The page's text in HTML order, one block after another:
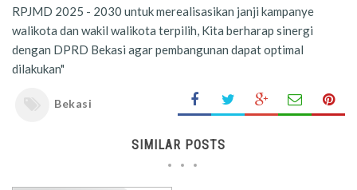
RPJMD 2025 - 2030 untuk merealisasikan janji kampanye
walikota dan wakil walikota terpilih, Kita berharap sinergi
dengan DPRD Bekasi agar pembangunan dapat optimal
dilakukan"
Bekasi
SIMILAR POSTS